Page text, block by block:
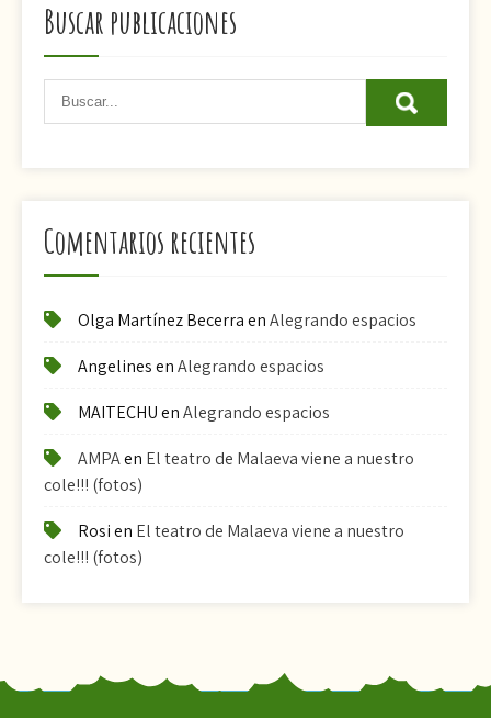
Buscar publicaciones
Comentarios recientes
Olga Martínez BecerraenAlegrando espacios
AngelinesenAlegrando espacios
MAITECHUenAlegrando espacios
AMPAen El teatro de Malaeva viene a nuestro
cole!!! (fotos)
Rosien El teatro de Malaeva viene a nuestro
cole!!! (fotos)